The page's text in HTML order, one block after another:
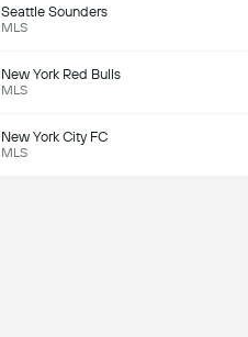
Seattle Sounders
MLS
New York Red Bulls
MLS
New York City FC
MLS